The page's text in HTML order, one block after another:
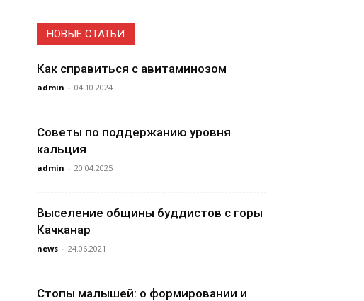
НОВЫЕ СТАТЬИ
Как справиться с авитаминозом
admin - 04.10.2024
Советы по поддержанию уровня
кальция
admin - 20.04.2025
Выселение общины буддистов с горы
Качканар
news - 24.06.2021
Стопы малышей: о формировании и